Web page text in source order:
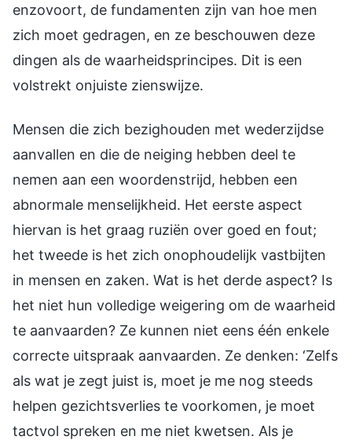
enzovoort, de fundamenten zijn van hoe men
zich moet gedragen, en ze beschouwen deze
dingen als de waarheidsprincipes. Dit is een
volstrekt onjuiste zienswijze.
Mensen die zich bezighouden met wederzijdse
aanvallen en die de neiging hebben deel te
nemen aan een woordenstrijd, hebben een
abnormale menselijkheid. Het eerste aspect
hiervan is het graag ruziën over goed en fout;
het tweede is het zich onophoudelijk vastbijten
in mensen en zaken. Wat is het derde aspect? Is
het niet hun volledige weigering om de waarheid
te aanvaarden? Ze kunnen niet eens één enkele
correcte uitspraak aanvaarden. Ze denken: ‘Zelfs
als wat je zegt juist is, moet je me nog steeds
helpen gezichtsverlies te voorkomen, je moet
tactvol spreken en me niet kwetsen. Als je